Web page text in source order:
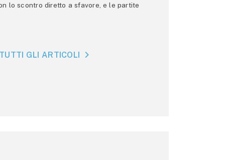
lo scontro diretto a sfavore, e le partite
GLI ARTICOLI